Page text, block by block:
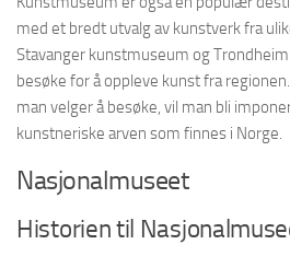
med et bredt utvalg av kunstverk fra
Stavanger kunstmuseum og
besøke for å oppleve kunst fra
man velger å besøke, vil man bli
kunstneriske arven som finnes i Norge.
Nasjonalmuseet
Historien til